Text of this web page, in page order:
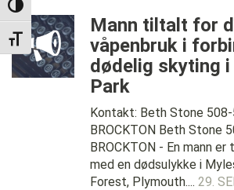
TOGGLE HIGH CONTRAST
TOGGLE FONT SIZE
Mann tiltalt for
våpenbruk i
dødelig skyting
Park
Kontakt: Beth Stone
BROCKTON Beth Stone
BROCKTON - En mann
med en dødsulykke i
Forest, Plymouth.... 29.